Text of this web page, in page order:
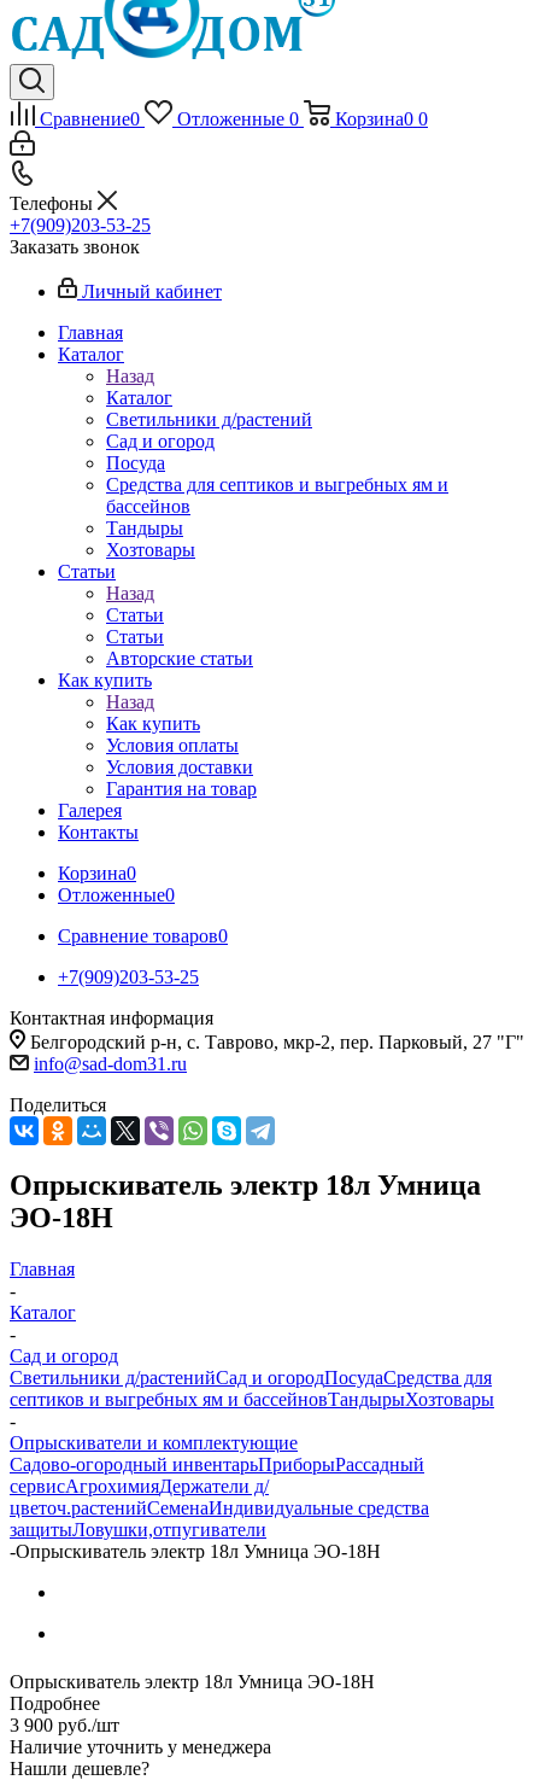
Сравнение0 Отложенные 0 Корзина0 0
Телефоны
+7(909)203-53-25
Заказать звонок
Личный кабинет
Главная
Каталог
Назад
Каталог
Светильники д/растений
Сад и огород
Посуда
Средства для септиков и выгребных ям и
бассейнов
Тандыры
Хозтовары
Статьи
Назад
Статьи
Статьи
Авторские статьи
Как купить
Назад
Как купить
Условия оплаты
Условия доставки
Гарантия на товар
Галерея
Контакты
Корзина0
Отложенные0
Сравнение товаров0
+7(909)203-53-25
Контактная информация
Белгородский р-н, с. Таврово, мкр-2, пер. Парковый, 27 "Г"
info@sad-dom31.ru
Поделиться
Опрыскиватель электр 18л Умница
ЭО-18Н
Главная
-
Каталог
-
Сад и огород
Светильники д/растенийСад и огородПосудаСредства для
септиков и выгребных ям и бассейновТандырыХозтовары
-
Опрыскиватели и комплектующие
Садово-огородный инвентарьПриборыРассадный
сервисАгрохимияДержатели д/
цветоч.растенийСеменаИндивидуальные средства
защитыЛовушки,отпугиватели
-Опрыскиватель электр 18л Умница ЭО-18Н
Опрыскиватель электр 18л Умница ЭО-18Н
Подробнее
3 900 руб./шт
Наличие уточнить у менеджера
Нашли дешевле?